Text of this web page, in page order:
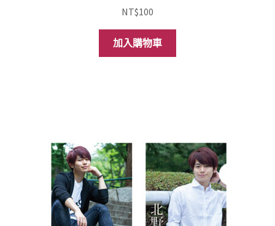
NT$100
加入購物車